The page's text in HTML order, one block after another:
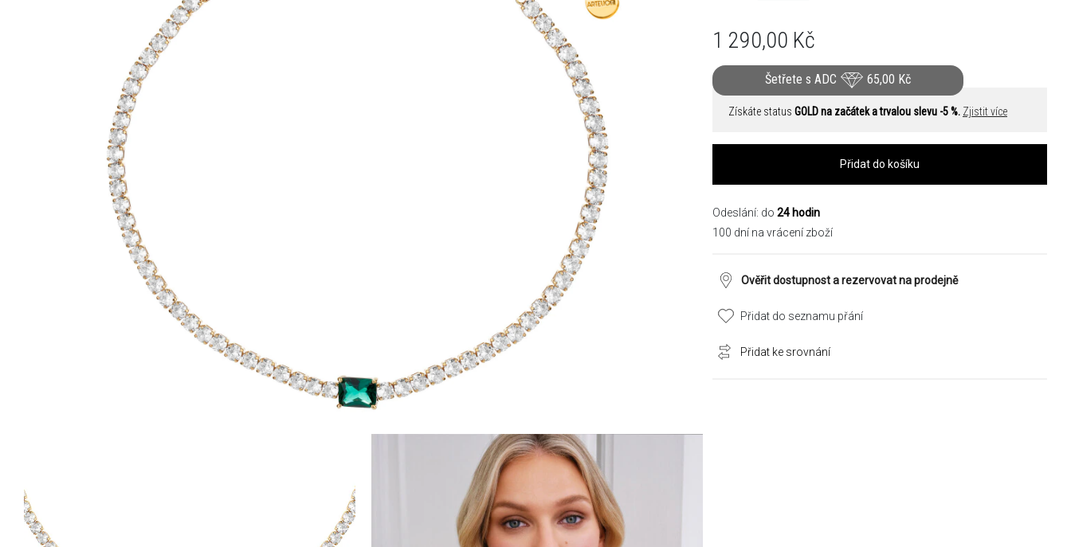
1 290,00 Kč
Šetřete s ADC 65,00 Kč
Získáte status GOLD na začátek a trvalou slevu -5 %. Zjistit více
Přidat do košíku
Odeslání: do 24 hodin
100 dní na vrácení zboží
Ověřit dostupnost a rezervovat na prodejně
Přidat do seznamu přání
Přidat ke srovnání